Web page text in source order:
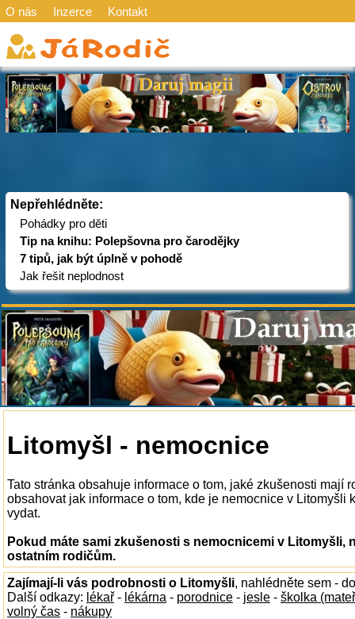
O nás Inzerce Kontakt
Nepřehlédněte:
Pohádky pro děti
Tip na knihu: Polepšovna pro čarodějky
7 tipů, jak být úplně v pohodě
Jak řešit neplodnost
Litomyšl - nemocnice
Tato stránka obsahuje informace o tom, jaké zkušenosti mají
obsahovat jak informace o tom, kde je nemocnice v Litomyšli
vydat.
Pokud máte sami zkušenosti s nemocnicemi v Litomyšli,
ostatním rodičům.
Zajímají-li vás podrobnosti o Litomyšli, nahlédněte sem -
Další odkazy: lékař - lékárna - porodnice - jesle - školka
volný čas - nákupy